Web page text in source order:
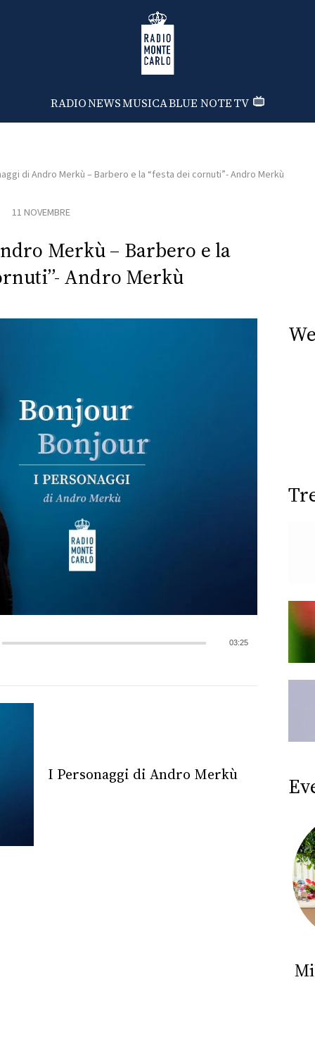
Radio Monte Carlo
RADIONEWSMUSICABLUE NOTETV
di Andro Merkù – Barbero e la “festa dei cornuti”- Andro Merkù
11 NOVEMBRE
Merkù – Barbero e la
Andro Merkù
03:25
I Personaggi di Andro Merkù